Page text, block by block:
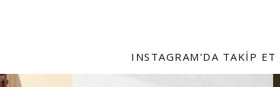
INSTAGRAM'DA TAKIP ET